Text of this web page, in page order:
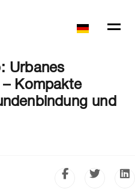
Urbanes
– Kompakte
und